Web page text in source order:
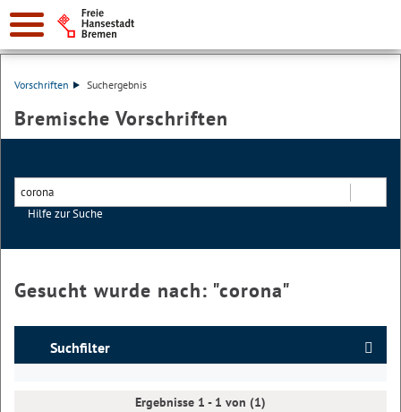
Vorschriften Suchergebnis
Bremische Vorschriften
Hilfe zur Suche
Gesucht wurde nach: "corona"
Suchfilter
Ergebnisse 1 - 1 von (1)